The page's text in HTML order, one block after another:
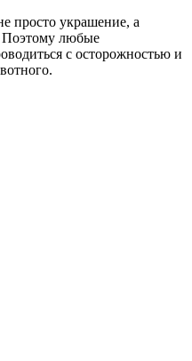
просто украшение, а
Поэтому любые
с осторожностью и